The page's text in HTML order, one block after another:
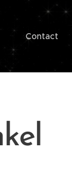
Contact